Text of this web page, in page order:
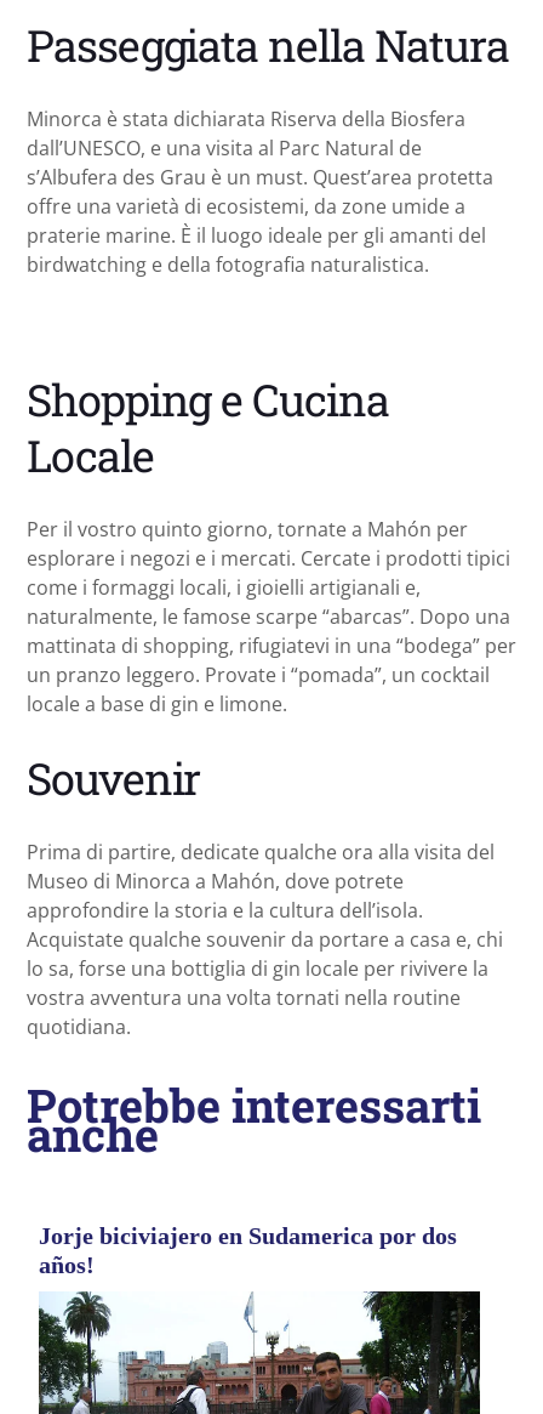
Passeggiata nella Natura
Minorca è stata dichiarata Riserva della Biosfera
dall’UNESCO, e una visita al Parc Natural de
s’Albufera des Grau è un must. Quest’area protetta
offre una varietà di ecosistemi, da zone umide a
praterie marine. È il luogo ideale per gli amanti del
birdwatching e della fotografia naturalistica.
Shopping e Cucina
Locale
Per il vostro quinto giorno, tornate a Mahón per
esplorare i negozi e i mercati. Cercate i prodotti tipici
come i formaggi locali, i gioielli artigianali e,
naturalmente, le famose scarpe “abarcas”. Dopo una
mattinata di shopping, rifugiatevi in una “bodega” per
un pranzo leggero. Provate i “pomada”, un cocktail
locale a base di gin e limone.
Souvenir
Prima di partire, dedicate qualche ora alla visita del
Museo di Minorca a Mahón, dove potrete
approfondire la storia e la cultura dell’isola.
Acquistate qualche souvenir da portare a casa e, chi
lo sa, forse una bottiglia di gin locale per rivivere la
vostra avventura una volta tornati nella routine
quotidiana.
Potrebbe interessarti
anche
Jorje biciviajero en Sudamerica por dos
años!